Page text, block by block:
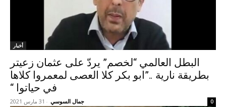
أخبار
البطل العالمي “لخصم” يردّ على عثمان زعيتر
بطريقة نارية ..”ابو بكر كلا العصى لمعمروا كلاها
في حياتوا “
جمال السوسي - 31 مارس 2021 0